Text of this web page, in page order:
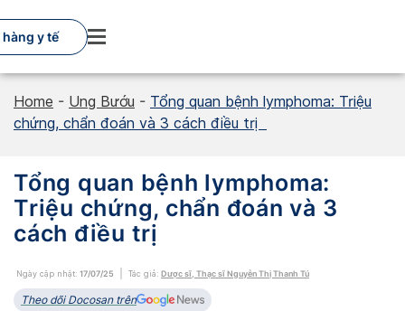
to
content
hàng y tế
Home - Ung Bướu - Tổng quan bệnh lymphoma: Triệu
chứng, chẩn đoán và 3 cách điều trị
Tổng quan bệnh lymphoma:
Triệu chứng, chẩn đoán và 3
cách điều trị
Ngày cập nhật: 17/07/25 Tác giả: Dược sĩ, Thạc sĩ Nguyễn Thị Thanh Tú
Theo dõi Docosan trên